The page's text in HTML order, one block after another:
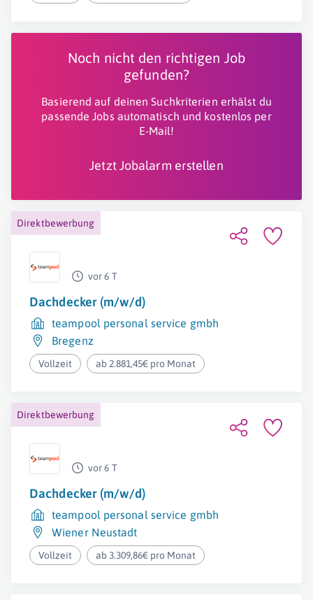
Noch nicht den richtigen Job
gefunden?
Basierend auf deinen Suchkriterien erhälst du
passende Jobs automatisch und kostenlos per
E-Mail!
Jetzt Jobalarm erstellen
Direktbewerbung
vor 6 T
Dachdecker (m/w/d)
teampool personal service gmbh
Bregenz
Vollzeit ab 2.881,45€ pro Monat
Direktbewerbung
vor 6 T
Dachdecker (m/w/d)
teampool personal service gmbh
Wiener Neustadt
Vollzeit ab 3.309,86€ pro Monat